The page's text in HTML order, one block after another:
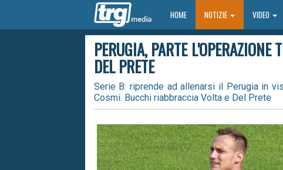
HOMEHOME NOTIZIE VIDEO
PERUGIA, PARTE
DEL PRETE
Serie B: riprende ad allenarsi il Perugia in
Cosmi. Bucchi riabbraccia Volta e Del Prete